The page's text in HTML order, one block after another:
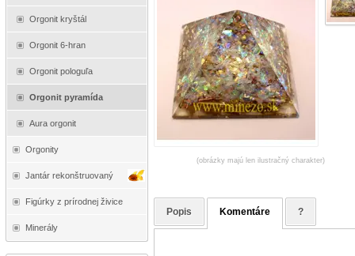
Orgonit kryštál
Orgonit 6-hran
Orgonit pologuľa
Orgonit pyramída
Aura orgonit
Orgonity
Jantár rekonštruovaný
Figúrky z prírodnej živice
Minerály
(obrázky majú len ilustračný charakter)
Popis Komentáre ?